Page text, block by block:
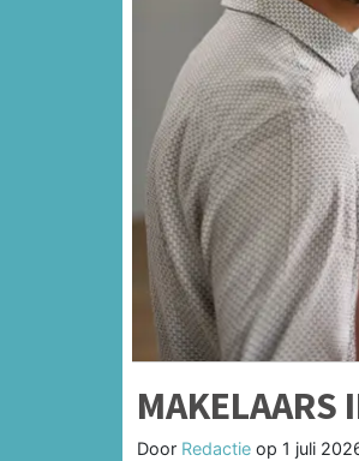
MAKELAARS
Door Redactie op 1 juli